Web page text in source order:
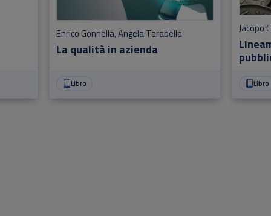
La qualità in azienda
Enrico Gonnella,Angela Tarabella
Libro
Jacopo
Libro